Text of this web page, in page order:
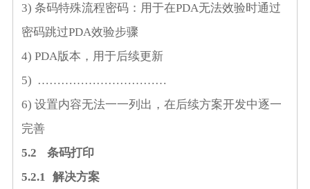
3) 条码特殊流程密码：用于在PDA无法效验时通过
密码跳过PDA效验步骤
4) PDA版本，用于后续更新
5) ……………………………
6) 设置内容无法一一列出，在后续方案开发中逐一
完善
5.2
条码打印
5.2.1 解决方案